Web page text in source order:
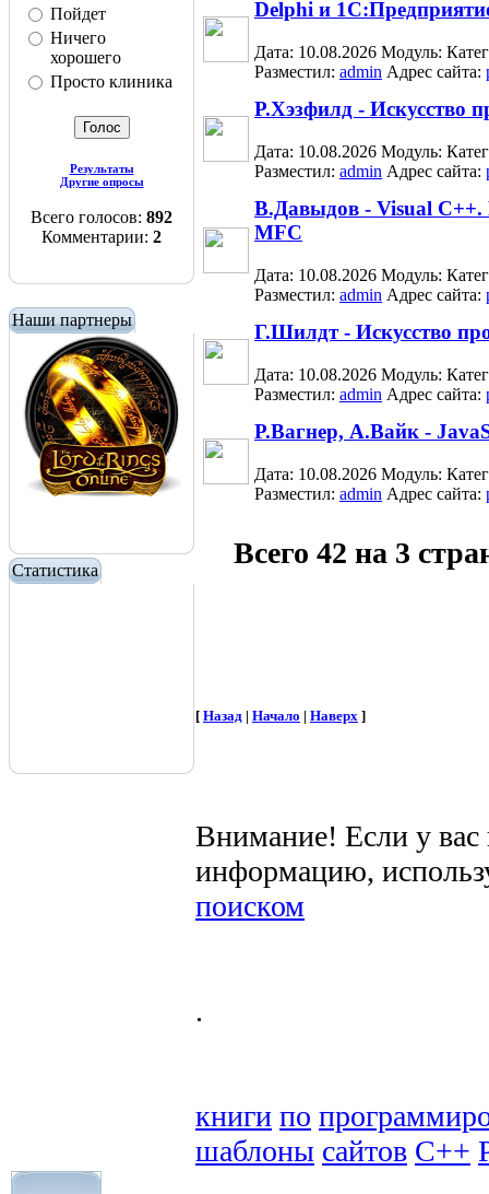
Пойдет
Ничего
хорошего
Просто клиника
Результаты
Другие опросы
Всего голосов: 892
Комментарии: 2
Наши партнеры
Статистика
Delphi и
Дата: 10.08.2026 Модуль:
Разместил: admin Адрес сайта:
Р.Хэзфилд - Искусство
Дата: 10.08.2026 Модуль:
Разместил: admin Адрес сайта:
В.Давыдов - Visual С++.
MFC
Дата: 10.08.2026 Модуль:
Разместил: admin Адрес сайта:
Г.Шилдт - Искусство
Дата: 10.08.2026 Модуль:
Разместил: admin Адрес сайта:
Р.Вагнер, А.Вайк -
Дата: 10.08.2026 Модуль:
Разместил: admin Адрес сайта:
Всего 42 на 3
[ Назад | Начало | Наверх ]
Внимание! Если у
информацию,
поиском
.
книги по
шаблоны сайтов C++